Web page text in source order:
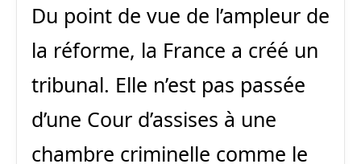
Du point de vue de l’ampleur de
la réforme, la France a créé un
tribunal. Elle n’est pas passée
d’une Cour d’assises à une
chambre criminelle comme le